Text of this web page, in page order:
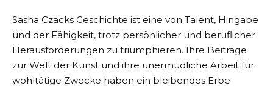
Sasha Czacks Geschichte ist eine von Talent, Hingabe
und der Fähigkeit, trotz persönlicher und beruflicher
Herausforderungen zu triumphieren. Ihre Beiträge
zur Welt der Kunst und ihre unermüdliche Arbeit für
wohltätige Zwecke haben ein bleibendes Erbe